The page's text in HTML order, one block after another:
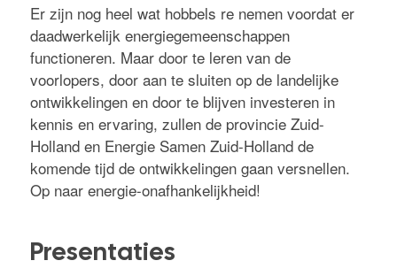
Er zijn nog heel wat hobbels re nemen voordat er
daadwerkelijk energiegemeenschappen
functioneren. Maar door te leren van de
voorlopers, door aan te sluiten op de landelijke
ontwikkelingen en door te blijven investeren in
kennis en ervaring, zullen de provincie Zuid-
Holland en Energie Samen Zuid-Holland de
komende tijd de ontwikkelingen gaan versnellen.
Op naar energie-onafhankelijkheid!
Presentaties